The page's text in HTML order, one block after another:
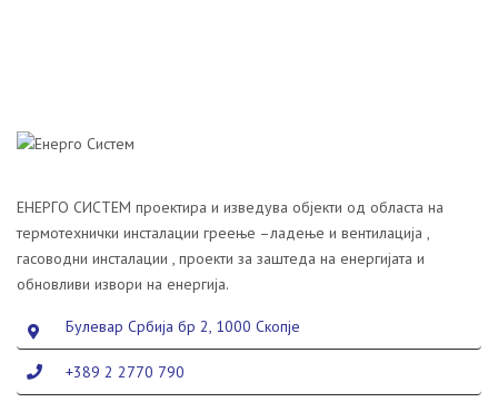
ЕНЕРГО СИСТЕМ проектира и изведува објекти од областа на
термотехнички инсталации греење –ладење и вентилација ,
гасоводни инсталации , проекти за заштеда на енергијата и
обновливи извори на енергија.
Булевар Србија бр 2, 1000 Скопје
+389 2 2770 790